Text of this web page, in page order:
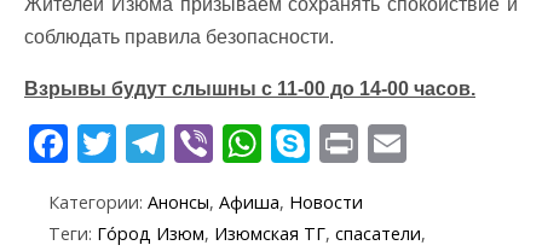
Жителей Изюма призываем сохранять спокойствие и
соблюдать правила безопасности.
Взрывы будут слышны с 11-00 до 14-00 часов.
F
e
T
itt
T
e
Vi
b
er
W
at
S
y
Pr
t ai
Категории: Анонсы, Афиша, Новости
Теги: Го́род Изюм, Изюмская ТГ, спасатели,